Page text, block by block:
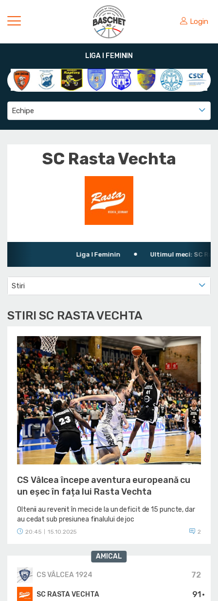
Login
LIGA I FEMININ
Echipe
SC Rasta Vechta
Liga I Feminin Ultimul meci: SC Rasta
Stiri
STIRI SC RASTA VECHTA
CS Vâlcea începe aventura europeană cu
un eșec în fața lui Rasta Vechta
Oltenii au revenit în meci de la un deficit de 15 puncte, dar
au cedat sub presiunea finalului de joc
20:45 15.10.2025 2
AMICAL
CS VÂLCEA 1924 72
91
SC RASTA VECHTA